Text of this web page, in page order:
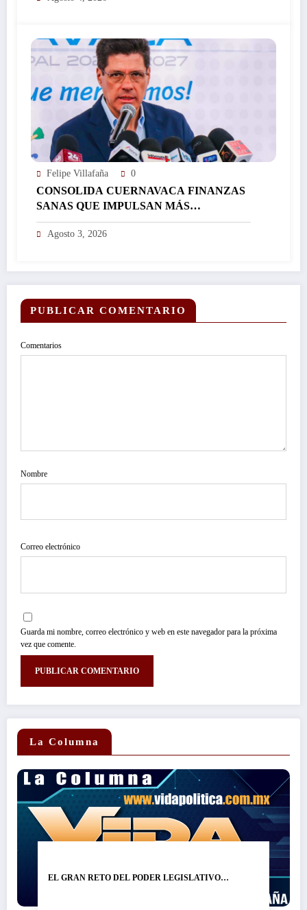
Felipe Villafaña 0
CONSOLIDA CUERNAVACA FINANZAS
SANAS QUE IMPULSAN MÁS
INVERSIÓN Y FORTALECEN EL
DESARROLLO DE LA CIUDAD…
Agosto 3, 2026
PUBLICAR COMENTARIO
Comentarios
Nombre
Correo electrónico
Guarda mi nombre, correo electrónico y web en este navegador para la próxima
vez que comente.
La Columna
EL GRAN RETO DEL PODER LEGISLATIVO…